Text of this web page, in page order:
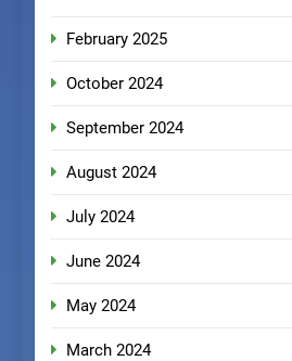
February 2025
October 2024
September 2024
August 2024
July 2024
June 2024
May 2024
March 2024